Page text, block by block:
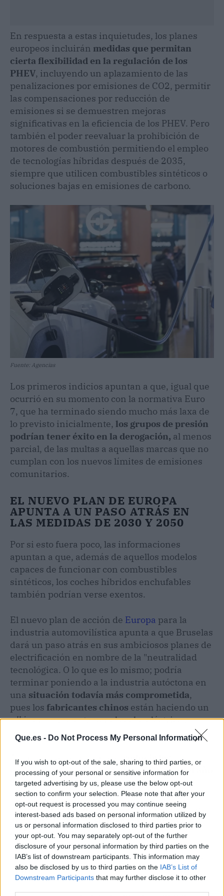
Que.es - Do Not Process My Personal Information
If you wish to opt-out of the sale, sharing to third parties, or
processing of your personal or sensitive information for
targeted advertising by us, please use the below opt-out
section to confirm your selection. Please note that after your
opt-out request is processed you may continue seeing
interest-based ads based on personal information utilized by
us or personal information disclosed to third parties prior to
your opt-out. You may separately opt-out of the further
disclosure of your personal information by third parties on the
IAB’s list of downstream participants. This information may
also be disclosed by us to third parties on the IAB’s List of
Downstream Participants that may further disclose it to other
En respuesta a estas inquietudes, los planes
europeos incluirán medidas que permitan
cierta flexibilidad en la regulación de los
PHEV, incluyendo un aplazamiento de las
penalizaciones por emisiones de CO2, permitir
las compensaciones por reducción de
emisiones si se demuestren mejoras
significativas en la eficiencia de los PHEV. Pero
también el poder reevaluar la prohibición de
motores de combustión permitiendo el empleo
de tecnologías híbridas después de 2035,
siempre que utilicen combustibles sintéticos o
soluciones bajas en emisiones de carbono.
Fuente: Agencias
Los primeros indicios apuntan a que, igual que
ocurrió en su momento con la normativa Euro
7, que ha terminado siendo mucho más laxa de
lo previsto inicialmente, los grupos de presión
podrían tener éxito en la derogación, al menos
parcial, de las multas a aquellas marcas que no
cumplan con los nuevos límites de emisiones
comunitarios.
EL NUEVO PLAN DE EUROPA
APUNTA A UN PASO ATRÁS EN
LAS MEDIDAS DE 2030 Y 2050
Por si esto fuera poco, las informaciones
apuntan a que, además de aquellos modelos
capaces de funcionar con combustibles
sintéticos, los coches híbridos enchufables
también podrían verse exentos.
El nuevo plan de acción de Europa para la
industria automovilística apunta a que Bruselas
dará un paso atrás en sus ambiciosos planes de
electrificación en nombre de la "neutralidad
tecnológica. O lo que es lo mismo; podría
terminar poniendo a la industria autóctona en
una situación todavía más comprometida,
pues los fabricantes chinos están haciendo un
all inen su apuesta por el coche eléctrico a
baterías.
Aquí, lo que se propone es reducir las
emisiones de los coches en un 55%para el año
2030,para así alcanzar el objetivo de cero
emisiones en coches y furgonetas para 2035.
Esta prohibición implica que, a partir de este
año, solo se podránvender vehículos cero
emisiones , como los eléctricos y los de
hidrógeno y, por lo tanto, no se podrán vender
coches de gasolina, diésel... ni tampoco coches
híbridos.